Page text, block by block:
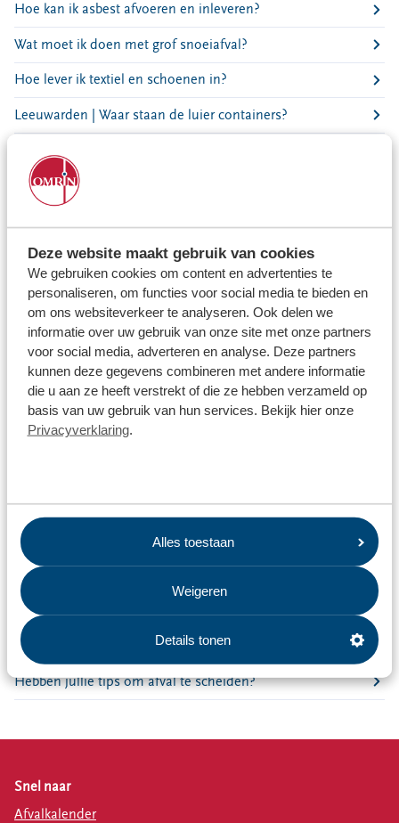
Deze website maakt gebruik van cookies
We gebruiken cookies om content en advertenties te
personaliseren, om functies voor social media te bieden en
om ons websiteverkeer te analyseren. Ook delen we
informatie over uw gebruik van onze site met onze partners
voor social media, adverteren en analyse. Deze partners
kunnen deze gegevens combineren met andere informatie
die u aan ze heeft verstrekt of die ze hebben verzameld op
basis van uw gebruik van hun services. Bekijk hier onze
Privacyverklaring.
Alles toestaan
Weigeren
Details tonen
Hoe kan ik asbest afvoeren en inleveren?
Wat moet ik doen met grof snoeiafval?
Hoe lever ik textiel en schoenen in?
Leeuwarden | Waar staan de luier containers?
Wat mag in de textielcontainer?
Wat gebeurt er met mijn restafval?
Wat moet ik doen met lachgascilinders en/of
heliumflessen?
Wat gebeurt er met textiel?
Hoe kan ik zien of mijn aanmelding voor het ophalen van
afval goed is ontvangen?
Waar kan ik mijn kerstboom inleveren?
Wat gebeurt er met mijn groen-afval?
Hoe kom ik aan een zwerfafvalcontainer?
Waarom moet ik mijn afval scheiden?
Wat doet Omrin voor een duurzame wereld?
Wat mag niet in de textielcontainer?
Hebben jullie tips om afval te scheiden?
Snel naar
Afvalkalender